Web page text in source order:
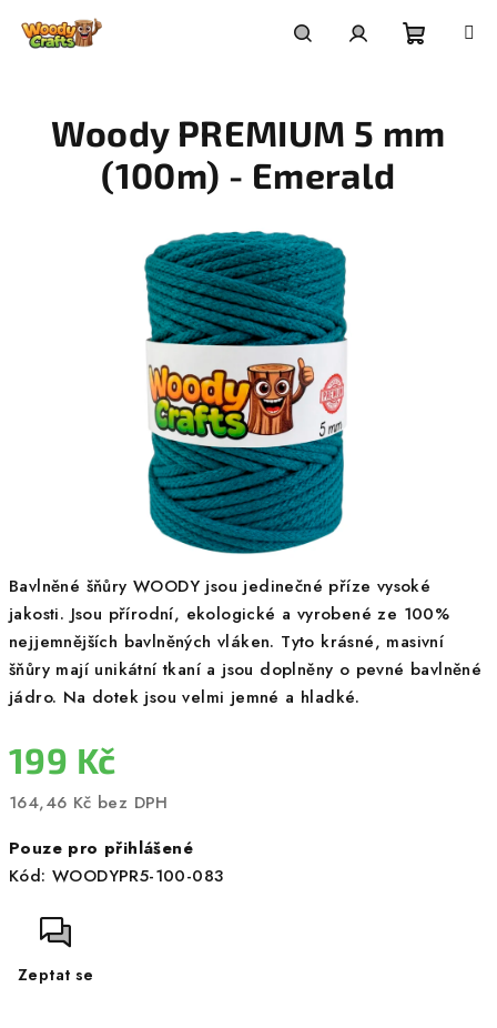
košík
Bavlněné šňůry WOODY jsou jedinečné příze vysoké
jakosti. Jsou přírodní, ekologické a vyrobené ze 100%
nejjemnějších bavlněných vláken. Tyto krásné, masivní
šňůry mají unikátní tkaní a jsou doplněny o pevné bavlněné
jádro. Na dotek jsou velmi jemné a hladké.
199 Kč
164,46 Kč bez DPH
cena:
Pouze pro přihlášené
Kód: WOODYPR5-100-083
Zeptat se
Woody PREMIUM 5 mm
(100m) - Emerald